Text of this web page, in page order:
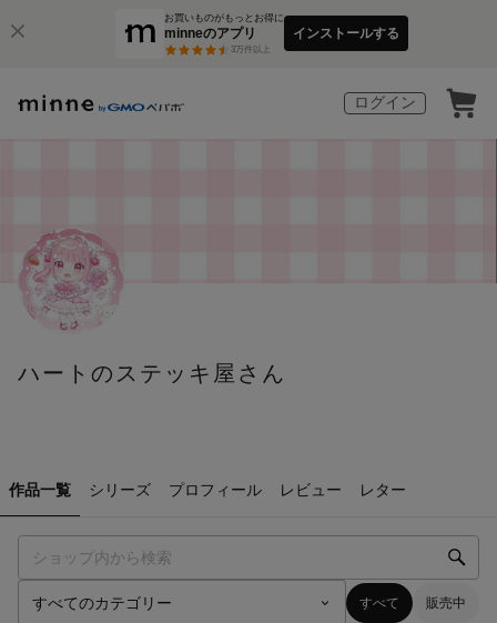
お買いものがもっとお得に
minneのアプリ
3万件以上
インストールする
ログイン
ハートのステッキ屋さん
作品一覧 シリーズ プロフィール レビュー レター
すべて 販売中